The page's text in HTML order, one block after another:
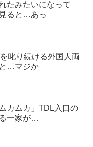
たみたいになって
ると…あっ
叱り続ける外国人両
…マジか
カムカ」TDL入口の
一家が…